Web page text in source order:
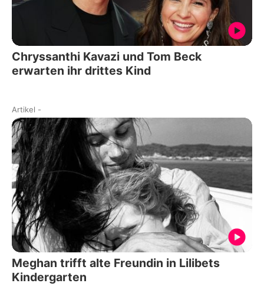
Chryssanthi Kavazi und Tom Beck
erwarten ihr drittes Kind
Artikel -
Meghan trifft alte Freundin in Lilibets
Kindergarten